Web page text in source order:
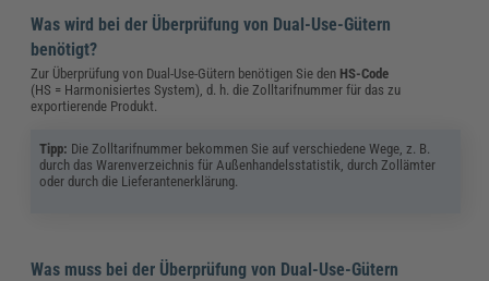
Was wird bei der Überprüfung von Dual-Use-Gütern
benötigt?
Zur Überprüfung von Dual-Use-Gütern benötigen Sie den HS-Code
(HS = Harmonisiertes System), d. h. die Zolltarifnummer für das zu
exportierende Produkt.
Tipp: Die Zolltarifnummer bekommen Sie auf verschiedene Wege, z. B.
durch das Warenverzeichnis für Außenhandelsstatistik, durch Zollämter
oder durch die Lieferantenerklärung.
Was muss bei der Überprüfung von Dual-Use-Gütern